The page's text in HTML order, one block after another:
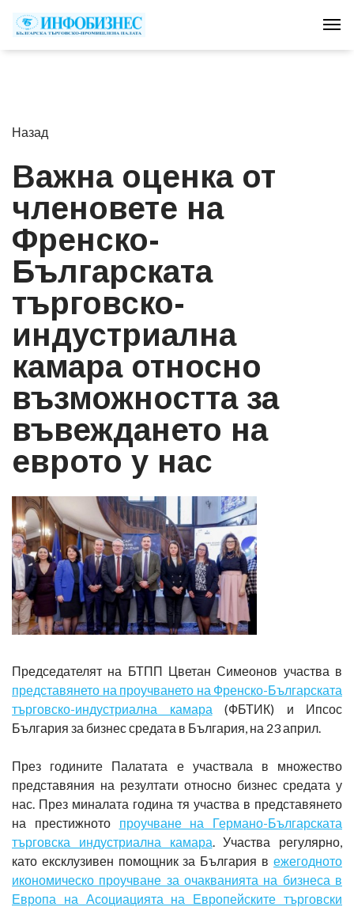
Назад
Важна оценка от
членовете на
Френско-
Българската
търговско-
индустриална
камара относно
възможността за
въвеждането на
еврото у нас
Председателят на БТПП Цветан Симеонов участва в
представянето на проучването на Френско-Българската
търговско-индустриална камара (ФБТИК) и Ипсос
България за бизнес средата в България, на 23 април.
През годините Палатата е участвала в множество
представяния на резултати относно бизнес средата у
нас. През миналата година тя участва в представянето
на престижното проучване на Германо-Българската
търговска индустриална камара. Участва регулярно,
като ексклузивен помощник за България в ежегодното
икономическо проучване за очакванията на бизнеса в
Европа на Асоциацията на Европейските търговски